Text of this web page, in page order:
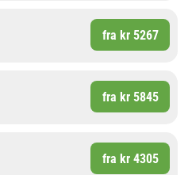
fra kr 5267
fra kr 5845
fra kr 4305